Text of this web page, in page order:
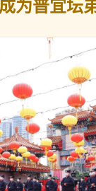
为普宜坛